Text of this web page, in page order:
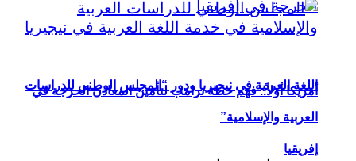
أمريكا أولاً.. فهم خطة ترامب لتأمين المعادن الحرجة في
إفريقيا
اللغة العربية في نيجيريا ودور “المجلس الوطني للدراسات
العربية والإسلامية”